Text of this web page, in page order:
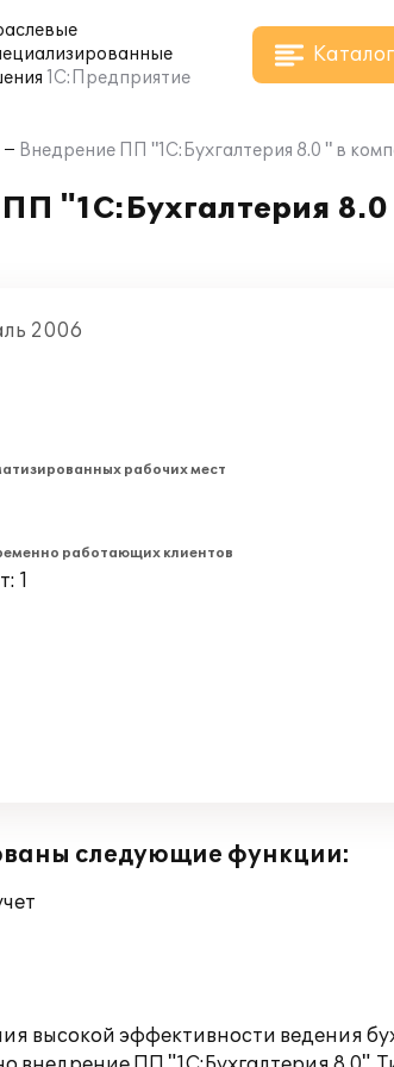
1С:Предприятие
Каталог
Внедрение ПП "1С:Бухгалтерия 8.0 " в
"1С:Бухгалтерия
2006
рабочих мест
работающих клиентов
1
следующие функции:
высокой эффективности ведения